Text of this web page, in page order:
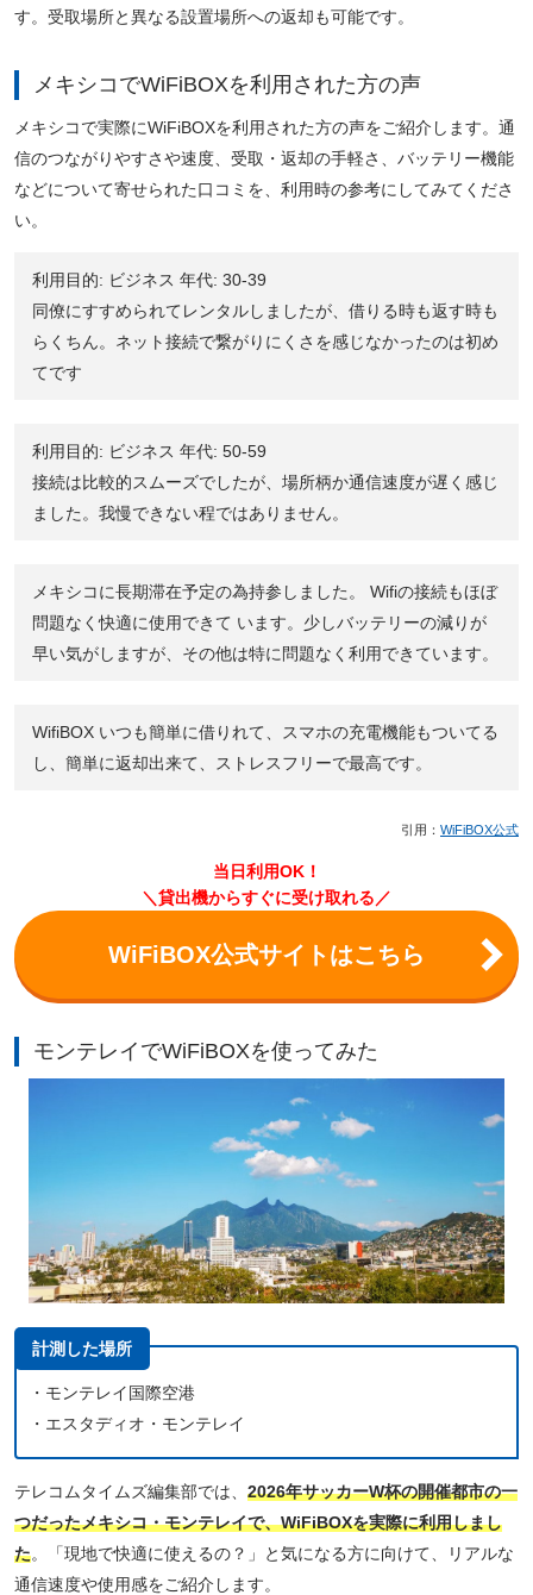
す。受取場所と異なる設置場所への返却も可能です。
メキシコでWiFiBOXを利用された方の声
メキシコで実際にWiFiBOXを利用された方の声をご紹介します。通
信のつながりやすさや速度、受取・返却の手軽さ、バッテリー機能
などについて寄せられた口コミを、利用時の参考にしてみてくださ
い。
利用目的: ビジネス 年代: 30-39
同僚にすすめられてレンタルしましたが、借りる時も返す時も
らくちん。ネット接続で繋がりにくさを感じなかったのは初め
てです
利用目的: ビジネス 年代: 50-59
接続は比較的スムーズでしたが、場所柄か通信速度が遅く感じ
ました。我慢できない程ではありません。
メキシコに長期滞在予定の為持参しました。 Wifiの接続もほぼ
問題なく快適に使用できて います。少しバッテリーの減りが
早い気がしますが、その他は特に問題なく利用できています。
WifiBOX いつも簡単に借りれて、スマホの充電機能もついてる
し、簡単に返却出来て、ストレスフリーで最高です。
引用： WiFiBOX公式
当日利用OK！
＼貸出機からすぐに受け取れる／
WiFiBOX公式サイトはこちら
モンテレイでWiFiBOXを使ってみた
計測した場所
・モンテレイ国際空港
・エスタディオ・モンテレイ
テレコムタイムズ編集部では、 2026年サッカーW杯の開催都市の一
つだったメキシコ・モンテレイで、WiFiBOXを実際に利用しまし
た。「現地で快適に使えるの？」と気になる方に向けて、リアルな
通信速度や使用感をご紹介します。